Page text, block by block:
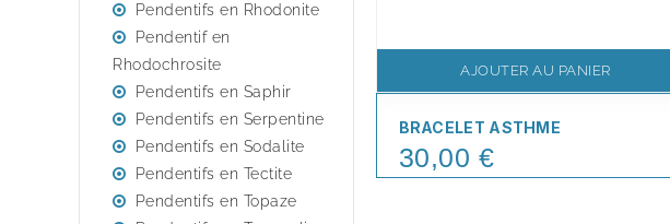
Pendentifs en Rhodonite
Pendentif en
Rhodochrosite
Pendentifs en Saphir
Pendentifs en Serpentine
Pendentifs en Sodalite
Pendentifs en Tectite
Pendentifs en Topaze
AJOUTER AU PANIER
BRACELET ASTHME
Price
30,00 €